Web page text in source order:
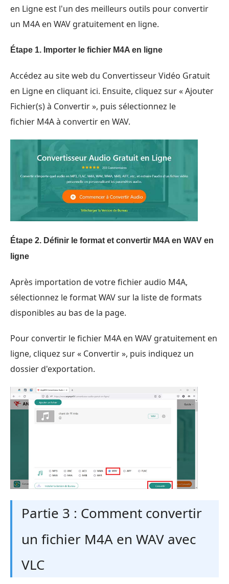
en Ligne est l'un des meilleurs outils pour convertir
un M4A en WAV gratuitement en ligne.
Étape 1. Importer le fichier M4A en ligne
Accédez au site web du Convertisseur Vidéo Gratuit
en Ligne en cliquant ici. Ensuite, cliquez sur « Ajouter
Fichier(s) à Convertir », puis sélectionnez le
fichier M4A à convertir en WAV.
Étape 2. Définir le format et convertir M4A en WAV en
ligne
Après importation de votre fichier audio M4A,
sélectionnez le format WAV sur la liste de formats
disponibles au bas de la page.
Pour convertir le fichier M4A en WAV gratuitement en
ligne, cliquez sur « Convertir », puis indiquez un
dossier d'exportation.
Partie 3 : Comment convertir
un fichier M4A en WAV avec
VLC